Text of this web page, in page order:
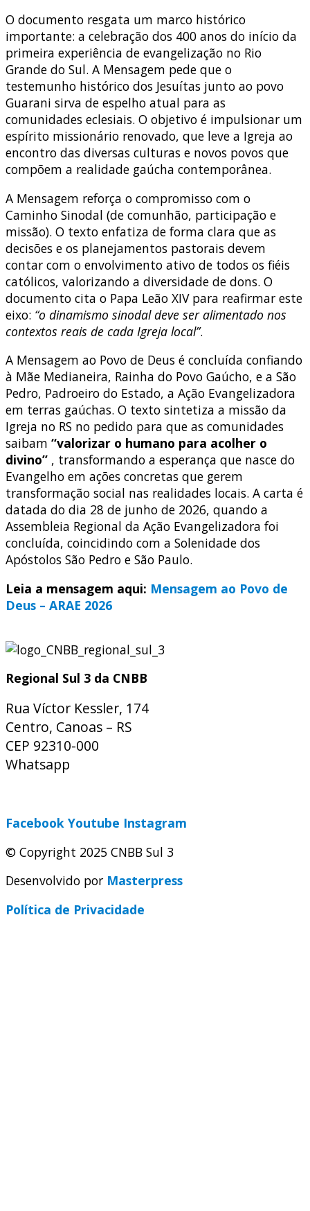
O documento resgata um marco histórico
importante: a celebração dos 400 anos do início da
primeira experiência de evangelização no Rio
Grande do Sul. A Mensagem pede que o
testemunho histórico dos Jesuítas junto ao povo
Guarani sirva de espelho atual para as
comunidades eclesiais. O objetivo é impulsionar um
espírito missionário renovado, que leve a Igreja ao
encontro das diversas culturas e novos povos que
compõem a realidade gaúcha contemporânea.
A Mensagem reforça o compromisso com o
Caminho Sinodal (de comunhão, participação e
missão). O texto enfatiza de forma clara que as
decisões e os planejamentos pastorais devem
contar com o envolvimento ativo de todos os fiéis
católicos, valorizando a diversidade de dons. O
documento cita o Papa Leão XIV para reafirmar este
eixo: “o dinamismo sinodal deve ser alimentado nos
contextos reais de cada Igreja local”.
A Mensagem ao Povo de Deus é concluída confiando
à Mãe Medianeira, Rainha do Povo Gaúcho, e a São
Pedro, Padroeiro do Estado, a Ação Evangelizadora
em terras gaúchas. O texto sintetiza a missão da
Igreja no RS no pedido para que as comunidades
saibam “valorizar o humano para acolher o
divino” , transformando a esperança que nasce do
Evangelho em ações concretas que gerem
transformação social nas realidades locais. A carta é
datada do dia 28 de junho de 2026, quando a
Assembleia Regional da Ação Evangelizadora foi
concluída, coincidindo com a Solenidade dos
Apóstolos São Pedro e São Paulo.
Leia a mensagem aqui: Mensagem ao Povo de
Deus – ARAE 2026
Regional Sul 3 da CNBB
Rua Víctor Kessler, 174
Centro, Canoas – RS
CEP 92310-000
Whatsapp
Facebook Youtube Instagram
© Copyright 2025 CNBB Sul 3
Desenvolvido por Masterpress
Política de Privacidade